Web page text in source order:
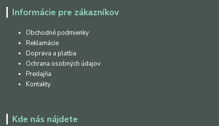
Informácie pre zákazníkov
Obchodné podmienky
Reklamácie
Doprava a platba
Ochrana osobných údajov
Predajňa
Kontakty
Kde nás nájdete